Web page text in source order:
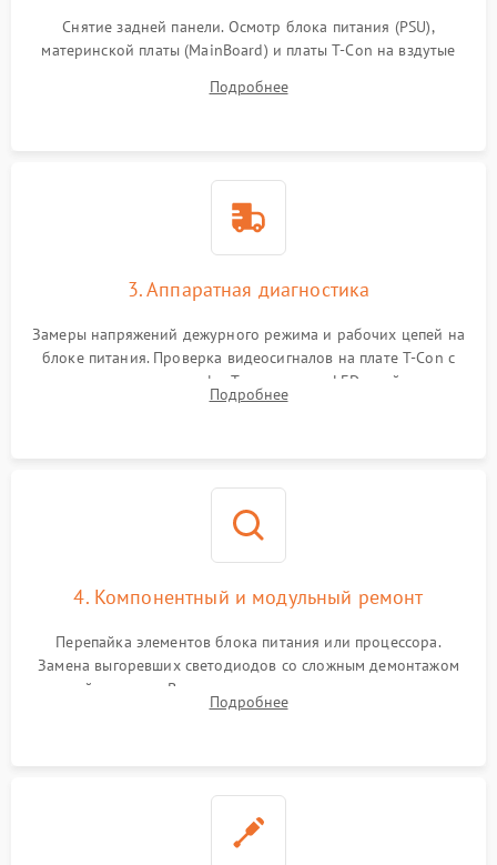
Снятие задней панели. Осмотр блока питания (PSU),
материнской платы (MainBoard) и платы T-Con на вздутые
Проверка надежности фиксации и целостности шлейфов.
Подробнее
3. Аппаратная диагностика
Замеры напряжений дежурного режима и рабочих цепей на
блоке питания. Проверка видеосигналов на плате T-Con с
помощью осциллографа. Тестирование LED-драйвера и
светодиодных планок подсветки мультиметром.
Подробнее
4. Компонентный и модульный ремонт
Перепайка элементов блока питания или процессора.
Замена выгоревших светодиодов со сложным демонтажом
хрупкой матрицы. Восстановление поврежденных дорожек,
прошивка микросхем памяти EEPROM
Подробнее